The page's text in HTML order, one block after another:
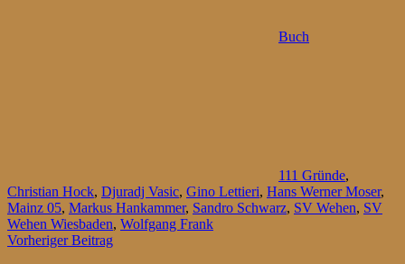
Buch
111 Gründe,
Christian Hock, Djuradj Vasic, Gino Lettieri, Hans Werner Moser,
Mainz 05, Markus Hankammer, Sandro Schwarz, SV Wehen, SV
Wehen Wiesbaden, Wolfgang Frank
Beitragsnavigation
Vorheriger Beitrag